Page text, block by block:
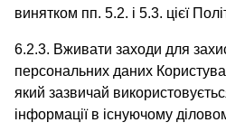
винятком пп. 5.2. і 5.3. цієї
6.2.3. Вживати заходи для
персональних даних
який зазвичай
інформації в існуючому